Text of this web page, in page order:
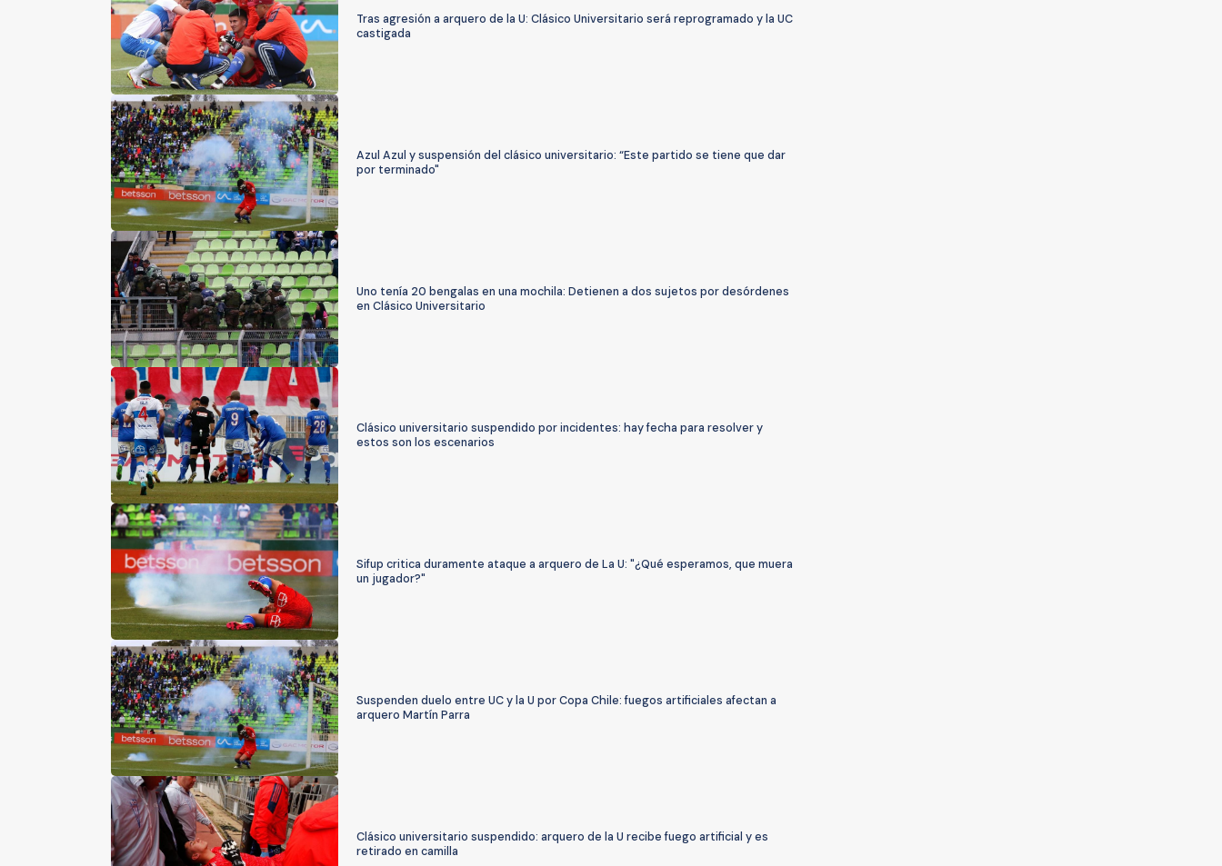
Tras agresión a arquero de la U: Clásico Universitario será reprogramado y la UC
castigada
Azul Azul y suspensión del clásico universitario: “Este partido se tiene que dar
por terminado"
Uno tenía 20 bengalas en una mochila: Detienen a dos sujetos por desórdenes
en Clásico Universitario
Clásico universitario suspendido por incidentes: hay fecha para resolver y
estos son los escenarios
Sifup critica duramente ataque a arquero de La U: "¿Qué esperamos, que muera
un jugador?"
Suspenden duelo entre UC y la U por Copa Chile: fuegos artificiales afectan a
arquero Martín Parra
Clásico universitario suspendido: arquero de la U recibe fuego artificial y es
retirado en camilla